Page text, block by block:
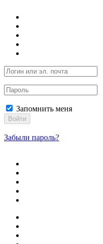
Запомнить меня
Войти
Забыли пароль?